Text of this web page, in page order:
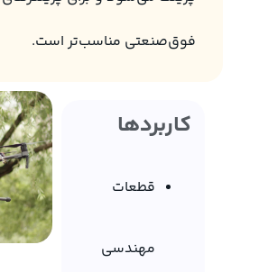
فوق‌صنعتی مناسب‌تر است.
کاربردها
قطعات
مهندسی